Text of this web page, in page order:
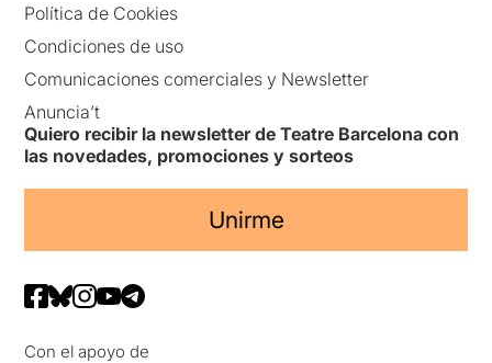
Política de Cookies
Condiciones de uso
Comunicaciones comerciales y Newsletter
Anuncia’t
Quiero recibir la newsletter de Teatre Barcelona con
las novedades, promociones y sorteos
Unirme
Con el apoyo de